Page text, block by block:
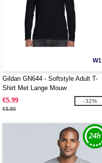
W1
Gildan GN644 - Softstyle Adult T-
Shirt Met Lange Mouw
€5.99
€8.80
-32%